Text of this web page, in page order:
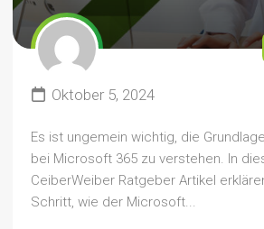
Oktober 5, 2024
Es ist ungemein wichtig, die
bei Microsoft 365 zu verstehen. In
CeiberWeiber Ratgeber Artikel
Schritt, wie der Microsoft...